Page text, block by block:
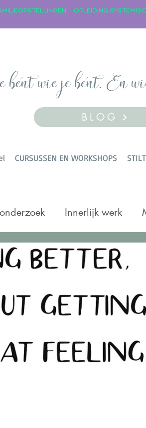
wie je bent. En
BLOG
CURSUSSEN EN WORKSHOPS
Innerlijk werk